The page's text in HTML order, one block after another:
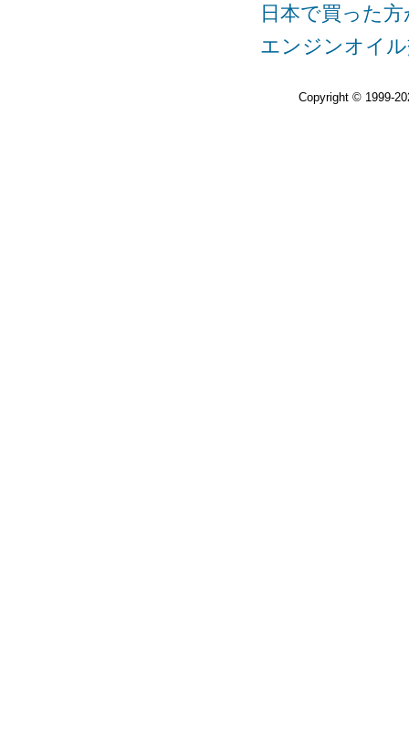
日本で買った
エンジンオイ
Copyright © 1999-